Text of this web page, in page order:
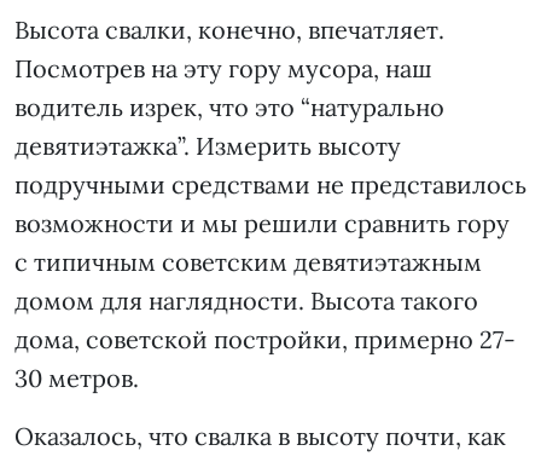
Высота свалки, конечно, впечатляет.
Посмотрев на эту гору мусора, наш
водитель изрек, что это “натурально
девятиэтажка”. Измерить высоту
подручными средствами не представилось
возможности и мы решили сравнить гору
с типичным советским девятиэтажным
домом для наглядности. Высота такого
дома, советской постройки, примерно 27-
30 метров.
Оказалось, что свалка в высоту почти, как